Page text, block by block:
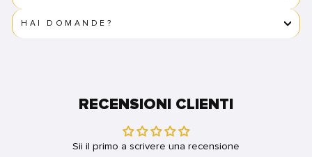
HAI DOMANDE?
RECENSIONI CLIENTI
Sii il primo a scrivere una recensione